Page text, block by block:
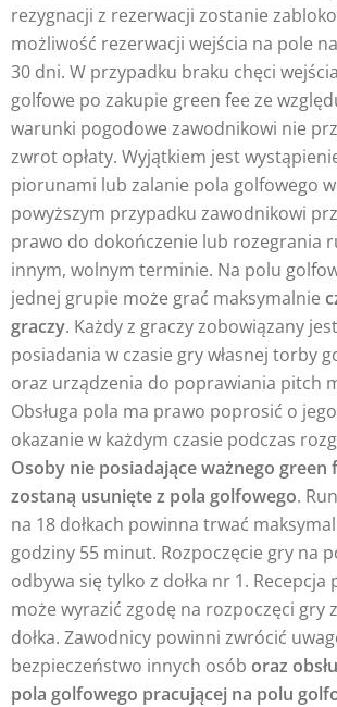
rezygnacji z rezerwacji zostanie
możliwość rezerwacji wejścia na pole
30 dni. W przypadku braku chęci
golfowe po zakupie green fee ze
warunki pogodowe zawodnikowi nie
zwrot opłaty. Wyjątkiem jest
piorunami lub zalanie pola golfowego w
powyższym przypadku zawodnikowi
prawo do dokończenie lub rozegrania
innym, wolnym terminie. Na polu
jednej grupie może grać maksymalnie
graczy. Każdy z graczy zobowiązany
posiadania w czasie gry własnej torby
oraz urządzenia do poprawiania pitch
Obsługa pola ma prawo poprosić o jego
okazanie w każdym czasie podczas
Osoby nie posiadające ważnego green
zostaną usunięte z pola golfowego.
na 18 dołkach powinna trwać
godziny 55 minut. Rozpoczęcie gry na
odbywa się tylko z dołka nr 1. Recepcja
może wyrazić zgodę na rozpoczęci gry
dołka. Zawodnicy powinni zwrócić
bezpieczeństwo innych osób oraz
pola golfowego pracującej na polu